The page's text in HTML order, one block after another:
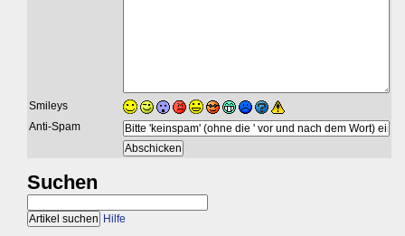
Smileys
Anti-Spam
Suchen
Hilfe